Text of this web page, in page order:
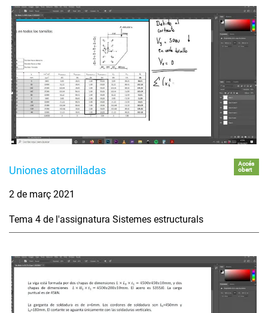
Uniones atornilladas
Accés
obert
2 de març 2021
Tema 4 de l'assignatura Sistemes estructurals